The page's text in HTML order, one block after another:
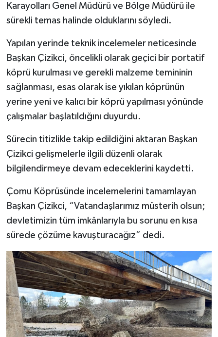
Karayolları Genel Müdürü ve Bölge Müdürü ile
sürekli temas halinde olduklarını söyledi.
Yapılan yerinde teknik incelemeler neticesinde
Başkan Çizikci, öncelikli olarak geçici bir portatif
köprü kurulması ve gerekli malzeme temininin
sağlanması, esas olarak ise yıkılan köprünün
yerine yeni ve kalıcı bir köprü yapılması yönünde
çalışmalar başlatıldığını duyurdu.
Sürecin titizlikle takip edildiğini aktaran Başkan
Çizikci gelişmelerle ilgili düzenli olarak
bilgilendirmeye devam edeceklerini kaydetti.
Çomu Köprüsünde incelemelerini tamamlayan
Başkan Çizikci, “Vatandaşlarımız müsterih olsun;
devletimizin tüm imkânlarıyla bu sorunu en kısa
sürede çözüme kavuşturacağız” dedi.